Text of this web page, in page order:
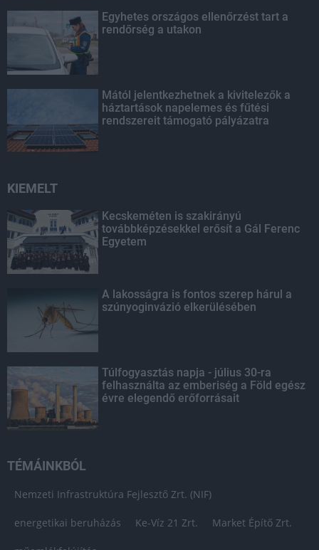
Egyhetes országos ellenőrzést tart a
rendőrség a utakon
Mától jelentkezhetnek a kivitelezők a
háztartások napelemes és fűtési
rendszereit támogató pályázatra
KIEMELT
Kecskeméten is szakirányú
továbbképzésekkel erősít a Gál Ferenc
Egyetem
A lakosságra is fontos szerep hárul a
szúnyoginvázió elkerülésében
Túlfogyasztás napja - július 30-ra
felhasználta az emberiség a Föld egész
évre elegendő erőforrásait
TÉMÁINKBÓL
Nemzeti Infrastruktúra Fejlesztő Zrt. (NIF)
energetikai beruházás Ke-Víz 21 Zrt. Market Építő Zrt.